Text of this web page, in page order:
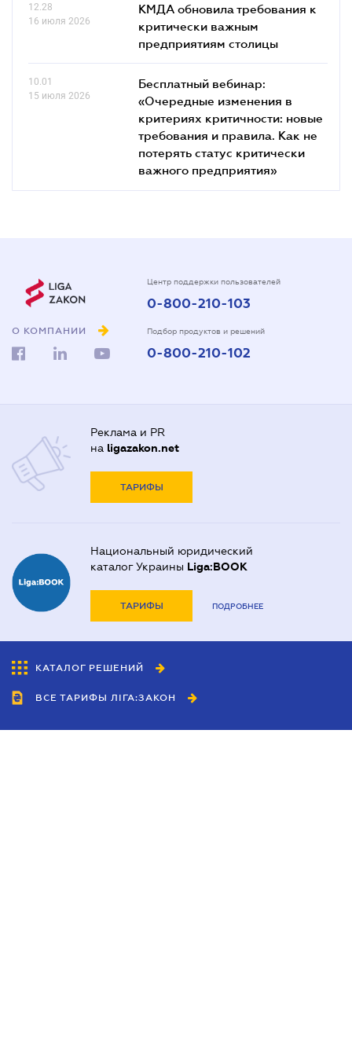
12.28
16 июля 2026
КМДА обновила требования к
критически важным
предприятиям столицы
10.01
15 июля 2026
Бесплатный вебинар:
«Очередные изменения в
критериях критичности: новые
требования и правила. Как не
потерять статус критически
важного предприятия»
О КОМПАНИИ
Центр поддержки пользователей
0-800-210-103
Подбор продуктов и решений
0-800-210-102
Реклама и PR
на ligazakon.net
ТАРИФЫ
Национальный юридический
каталог Украины Liga:BOOK
ТАРИФЫ ПОДРОБНЕЕ
КАТАЛОГ РЕШЕНИЙ
ВСЕ ТАРИФЫ ЛІГА:ЗАКОН